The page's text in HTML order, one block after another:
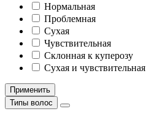
Нормальная
Проблемная
Сухая
Чувствительная
Склонная к куперозу
Сухая и чувствительная
Применить
Типы волос